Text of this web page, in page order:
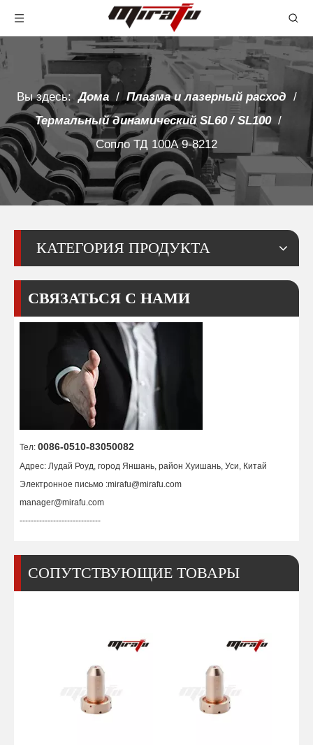
Вы здесь: Дома / Плазма и лазерный расход /
Термальный динамический SL60 / SL100 /
Сопло ТД 100А 9-8212
КАТЕГОРИЯ ПРОДУКТА
СВЯЗАТЬСЯ С НАМИ
Тел: 0086-0510-83050082
Адрес: Лудай Роуд, город Яншань, район Хуишань, Уси, Китай
Электронное письмо :mirafu@mirafu.com
manager@mirafu.com
-----------------------------
СОПУТСТВУЮЩИЕ ТОВАРЫ
Защитный экран / Защитный колпачок 9-8239/ 9-8256/ 9-8238
Форсунка ТД 60А 9-8210